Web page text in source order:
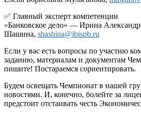
✅ Главный эксперт компетенции
«Банковское дело» — Ирина
Шашина, shashina@ibispb.ru
Если у вас есть вопросы по участию
заданию, материалам и документам
пишите! Постараемся сориентировать.
Будем освещать Чемпионат в нашей
новостями. И, конечно, болейте за
предстоит отстаивать честь